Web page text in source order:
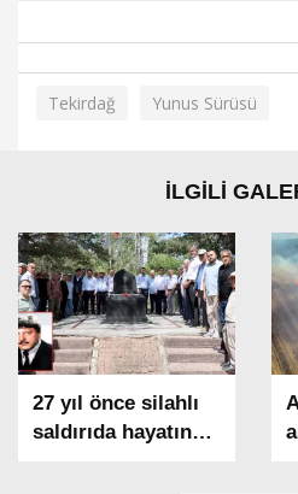
Tekirdağ Yunus Sürüsü
İLGİLİ
27 yıl önce silahlı
saldırıda hayatın